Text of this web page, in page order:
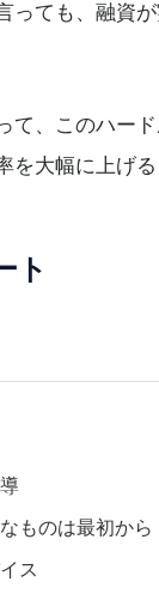
ても、融資
、このハー
大幅に上げる
ト
ものは最初か
ス